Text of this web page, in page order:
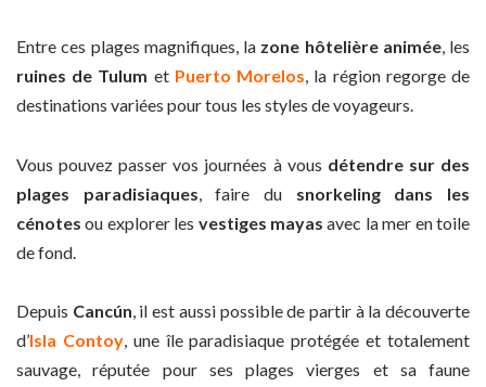
Entre ces plages magnifiques, la zone hôtelière animée, les
ruines de Tulum et Puerto Morelos, la région regorge de
destinations variées pour tous les styles de voyageurs.
Vous pouvez passer vos journées à vous détendre sur des
plages paradisiaques, faire du snorkeling dans les
cénotes ou explorer les vestiges mayas avec la mer en toile
de fond.
Depuis Cancún, il est aussi possible de partir à la découverte
d’Isla Contoy, une île paradisiaque protégée et totalement
sauvage, réputée pour ses plages vierges et sa faune